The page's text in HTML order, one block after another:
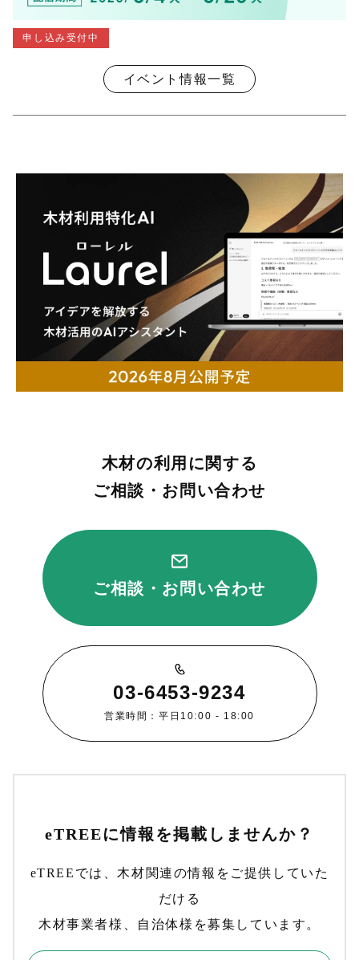
申し込み受付中
イベント情報一覧
木材の利用に関する
ご相談・お問い合わせ
ご相談・お問い合わせ
03-6453-9234
営業時間：平日10:00 - 18:00
eTREEに情報を掲載しませんか？
eTREEでは、木材関連の情報をご提供していた
だける
木材事業者様、自治体様を募集しています。